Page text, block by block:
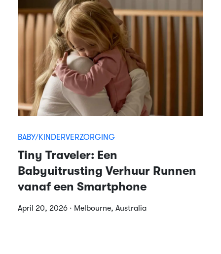
BABY/KINDERVERZORGING
Tiny Traveler: Een
Babyuitrusting Verhuur Runnen
vanaf een Smartphone
April 20, 2026 · Melbourne, Australia